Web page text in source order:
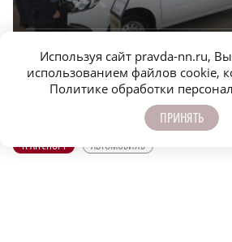
Автоюрист Капштык раскрыл, когда
машину заберут даже без суда
ТРАНСПОРТ АВТОМОБИЛЬ
Используя сайт pravda-nn.ru,
использованием файлов cookie,
Политике обработки
ПРИНЯТЬ